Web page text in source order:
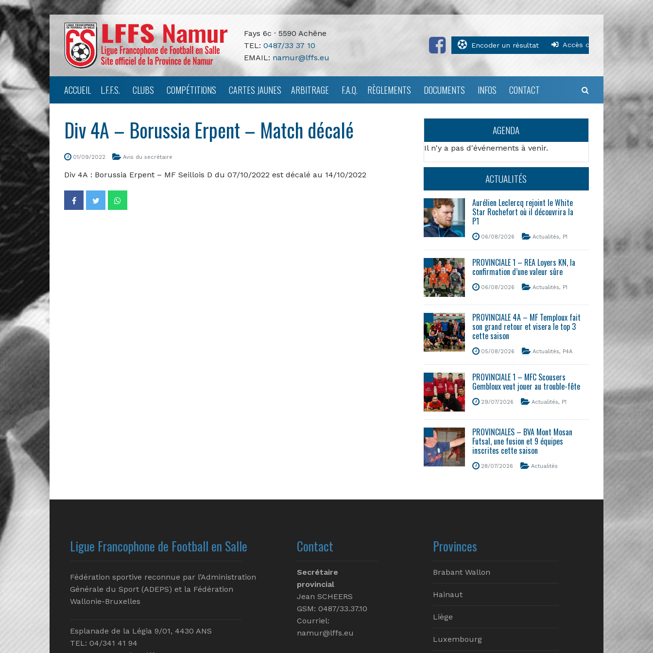
Fays 6c · 5590 Achêne
TEL: 0487/33 37 10
EMAIL: namur@lffs.eu
Encoder un résultat Accès clubs
ACCUEIL L.F.F.S. CLUBS COMPÉTITIONS CARTES JAUNES ARBITRAGE F.A.Q. RÈGLEMENTS DOCUMENTS INFOS CONTACT
Div 4A – Borussia Erpent – Match décalé
01/09/2022 Avis du secrétaire
Div 4A : Borussia Erpent – MF Seillois D du 07/10/2022 est décalé au 14/10/2022
AGENDA
Il n'y a pas d'événements à venir.
ACTUALITÉS
Aurélien Leclercq rejoint le White
Star Rochefort où il découvrira la
P1
06/08/2026 Actualités, P1
PROVINCIALE 1 – REA Loyers KN, la
confirmation d’une valeur sûre
06/08/2026 Actualités, P1
PROVINCIALE 4A – MF Temploux fait
son grand retour et visera le top 3
cette saison
05/08/2026 Actualités, P4A
PROVINCIALE 1 – MFC Scousers
Gembloux veut jouer au trouble-fête
29/07/2026 Actualités, P1
PROVINCIALES – BVA Mont Mosan
Futsal, une fusion et 9 équipes
inscrites cette saison
28/07/2026 Actualités
Ligue Francophone de Football en Salle
Fédération sportive reconnue par l’Administration
Générale du Sport (ADEPS) et la Fédération
Wallonie-Bruxelles
Esplanade de la Légia 9/01, 4430 ANS
TEL: 04/341 41 94
Contact
Secrétaire
provincial
Jean SCHEERS
GSM: 0487/33.37.10
Courriel:
namur@lffs.eu
Provinces
Brabant Wallon
Hainaut
Liège
Luxembourg